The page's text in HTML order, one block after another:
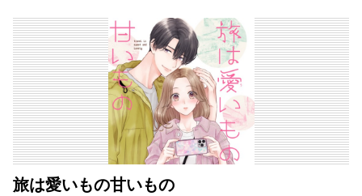
旅は愛いもの甘いもの